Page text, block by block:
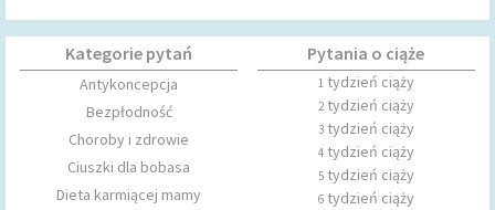
Kategorie pytań
Antykoncepcja
Bezpłodność
Choroby i zdrowie
Ciuszki dla bobasa
Dieta karmiącej mamy
Pytania o ciąże
1tydzień ciąży
2tydzień ciąży
3tydzień ciąży
4tydzień ciąży
5tydzień ciąży
6tydzień ciąży